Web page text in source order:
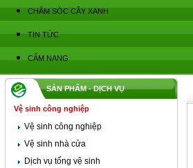
CHĂM SÓC CÂY XANH
TIN TỨC
CẨM NANG
SẢN PHẨM - DỊCH VỤ
Vệ sinh công nghiệp
Vệ sinh công nghiệp
Vệ sinh nhà cửa
Dịch vụ tổng vệ sinh